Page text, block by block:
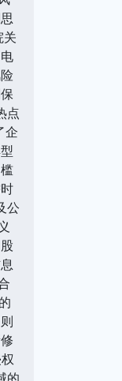
关
点
企
公